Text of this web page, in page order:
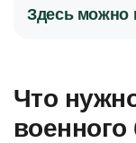
Здесь можно
Что
военного